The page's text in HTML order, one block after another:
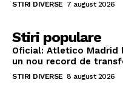
STIRI DIVERSE 7 august 2026
Stiri populare
Oficial: Atletico Madrid
un nou record de
STIRI DIVERSE 8 august 2026